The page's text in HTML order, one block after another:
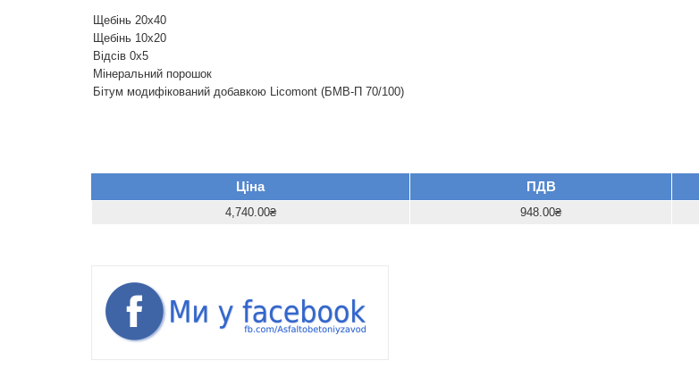
Щебінь 20х40
Щебінь 10х20
Відсів 0х5
Мінеральний порошок
Бітум модифікований добавкою Licomont (БМВ-П 70/100)
Ціна ПДВ
4,740.00₴ 948.00₴